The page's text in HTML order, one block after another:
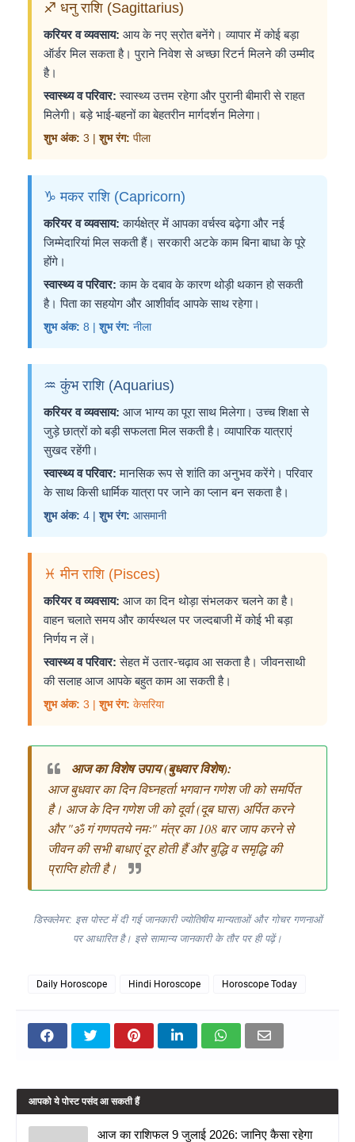
♐ धनु राशि (Sagittarius)
करियर व व्यवसाय: आय के नए स्रोत बनेंगे। व्यापार में कोई बड़ा
ऑर्डर मिल सकता है। पुराने निवेश से अच्छा रिटर्न मिलने की उम्मीद
है।
स्वास्थ्य व परिवार: स्वास्थ्य उत्तम रहेगा और पुरानी बीमारी से राहत
मिलेगी। बड़े भाई-बहनों का बेहतरीन मार्गदर्शन मिलेगा।
शुभ अंक: 3 |शुभ रंग: पीला
♑ मकर राशि (Capricorn)
करियर व व्यवसाय: कार्यक्षेत्र में आपका वर्चस्व बढ़ेगा और नई
जिम्मेदारियां मिल सकती हैं। सरकारी अटके काम बिना बाधा के पूरे
होंगे।
स्वास्थ्य व परिवार: काम के दबाव के कारण थोड़ी थकान हो सकती
है। पिता का सहयोग और आशीर्वाद आपके साथ रहेगा।
शुभ अंक: 8 |शुभ रंग: नीला
♒ कुंभ राशि (Aquarius)
करियर व व्यवसाय: आज भाग्य का पूरा साथ मिलेगा। उच्च शिक्षा से
जुड़े छात्रों को बड़ी सफलता मिल सकती है। व्यापारिक यात्राएं
सुखद रहेंगी।
स्वास्थ्य व परिवार: मानसिक रूप से शांति का अनुभव करेंगे। परिवार
के साथ किसी धार्मिक यात्रा पर जाने का प्लान बन सकता है।
शुभ अंक: 4 |शुभ रंग: आसमानी
♓ मीन राशि (Pisces)
करियर व व्यवसाय: आज का दिन थोड़ा संभलकर चलने का है।
वाहन चलाते समय और कार्यस्थल पर जल्दबाजी में कोई भी बड़ा
निर्णय न लें।
स्वास्थ्य व परिवार: सेहत में उतार-चढ़ाव आ सकता है। जीवनसाथी
की सलाह आज आपके बहुत काम आ सकती है।
शुभ अंक: 3 |शुभ रंग: केसरिया
आज का विशेष उपाय (बुधवार विशेष):
आज बुधवार का दिन विघ्नहर्ता भगवान गणेश जी को समर्पित
है। आज के दिन गणेश जी को दूर्वा (दूब घास) अर्पित करने
और "ॐ गं गणपतये नमः" मंत्र का 108 बार जाप करने से
जीवन की सभी बाधाएं दूर होती हैं और बुद्धि व समृद्धि की
प्राप्ति होती है।
डिस्क्लेमर: इस पोस्ट में दी गई जानकारी ज्योतिषीय मान्यताओं और गोचर गणनाओं
पर आधारित है। इसे सामान्य जानकारी के तौर पर ही पढ़ें।
Daily Horoscope Hindi Horoscope Horoscope Today
आपको ये पोस्ट पसंद आ सकती हैं
आज का राशिफल 9 जुलाई 2026: जानिए कैसा रहेगा